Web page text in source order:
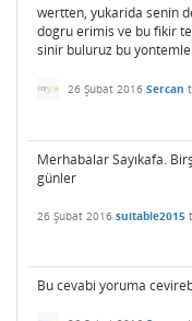
wertten, yukarida senin
dogru erimis ve bu fikir
sinir buluruz bu
26 Şubat 2016 Sercan
Merhabalar Sayıkafa.
günler
26 Şubat 2016 suitable2015
Bu cevabi yoruma